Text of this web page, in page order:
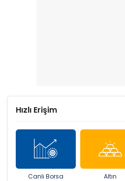
Hızlı Erişim
Canlı Borsa Altın